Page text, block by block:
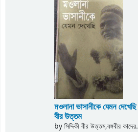
মওলানা ভাসানীকে যেমন দেখেছি
বীর উত্তম
byসিদ্দিকী বীর উত্তম,বঙ্গবীর কাদের.